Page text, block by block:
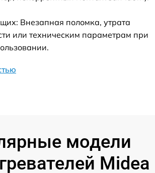
Внезапная поломка, утрата
или техническим параметрам при
модели
Midea